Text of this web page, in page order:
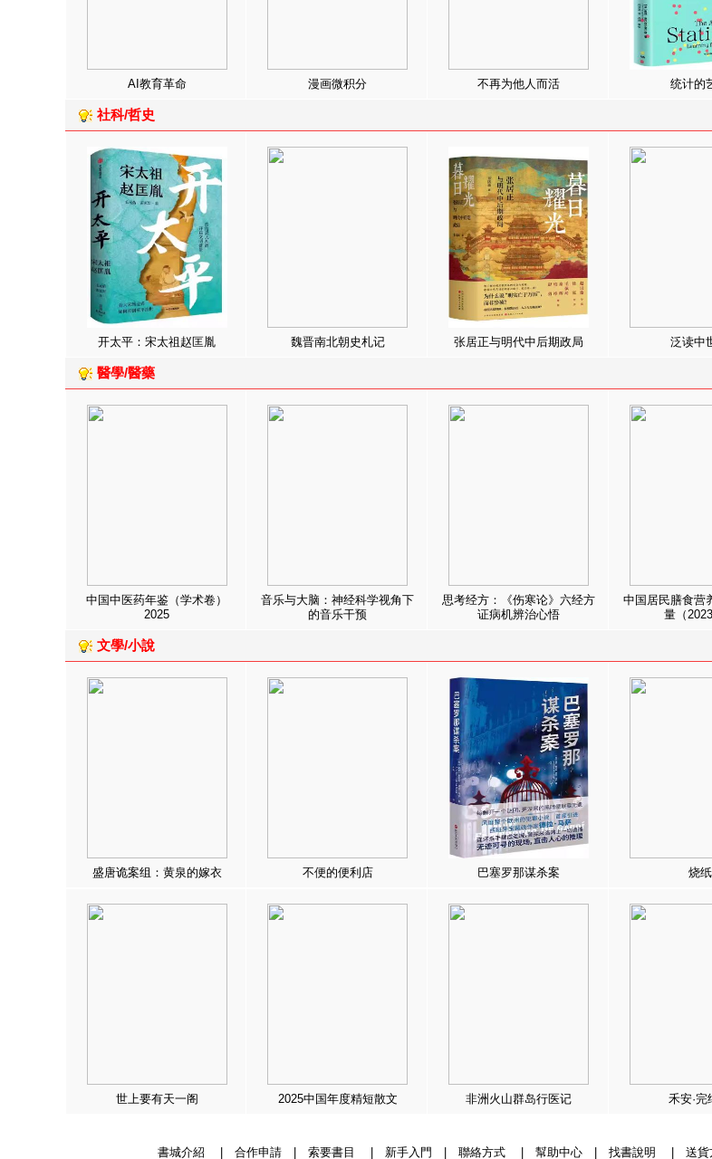
AI教育革命 漫画微积分 不再为他人而活 统计的
社科/哲史
开太平：宋太祖赵匡胤 魏晋南北朝史札记 张居正与明代中后期政局 泛读中
醫學/醫藥
中国中医药年鉴（学术卷）
2025
音乐与大脑：神经科学视角下
的音乐干预
思考经方：《伤寒论》六经方
证病机辨治心悟
中国居民膳食营
量（2023
文學/小說
盛唐诡案组：黄泉的嫁衣 不便的便利店 巴塞罗那谋杀案 烧纸
世上要有天一阁 2025中国年度精短散文 非洲火山群岛行医记 禾安·完
書城介紹 合作申請| 索要書目 新手入門 聯絡方式| 幫助中心| 找書說明 送貨